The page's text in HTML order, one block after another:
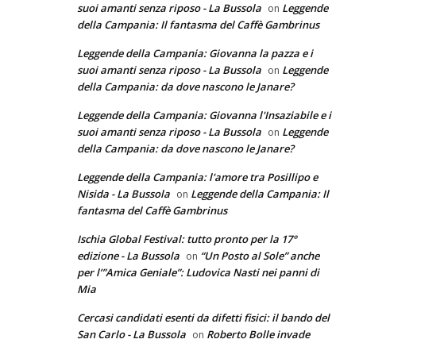
suoi amanti senza riposo - La Bussola on Leggende
della Campania: Il fantasma del Caffè Gambrinus
Leggende della Campania: Giovanna la pazza e i
suoi amanti senza riposo - La Bussola on Leggende
della Campania: da dove nascono le Janare?
Leggende della Campania: Giovanna l'Insaziabile e i
suoi amanti senza riposo - La Bussola on Leggende
della Campania: da dove nascono le Janare?
Leggende della Campania: l'amore tra Posillipo e
Nisida - La Bussola on Leggende della Campania: Il
fantasma del Caffè Gambrinus
Ischia Global Festival: tutto pronto per la 17°
edizione - La Bussola on “Un Posto al Sole” anche
per l’”Amica Geniale”: Ludovica Nasti nei panni di
Mia
Cercasi candidati esenti da difetti fisici: il bando del
San Carlo - La Bussola on Roberto Bolle invade